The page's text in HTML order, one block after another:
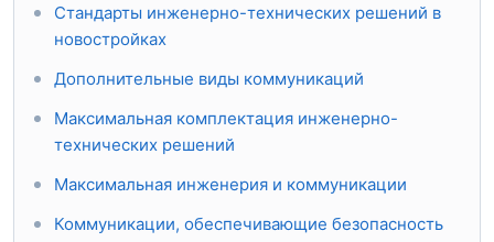
Стандарты инженерно-технических решений в
новостройках
Дополнительные виды коммуникаций
Максимальная комплектация инженерно-
технических решений
Максимальная инженерия и коммуникации
Коммуникации, обеспечивающие безопасность